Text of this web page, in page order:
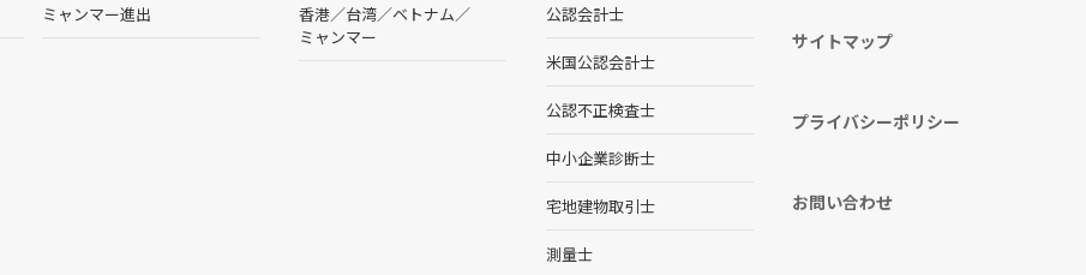
ミャンマー進出 香港／台湾／ベトナム／
ミャンマー
公認会計士
米国公認会計士
公認不正検査士
中小企業診断士
宅地建物取引士
測量士
サイトマップ
プライバシーポリシー
お問い合わせ